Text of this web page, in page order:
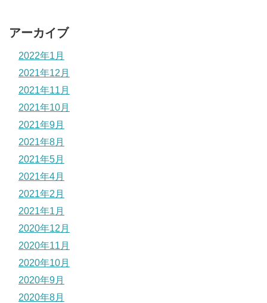
アーカイブ
2022年1月
2021年12月
2021年11月
2021年10月
2021年9月
2021年8月
2021年5月
2021年4月
2021年2月
2021年1月
2020年12月
2020年11月
2020年10月
2020年9月
2020年8月